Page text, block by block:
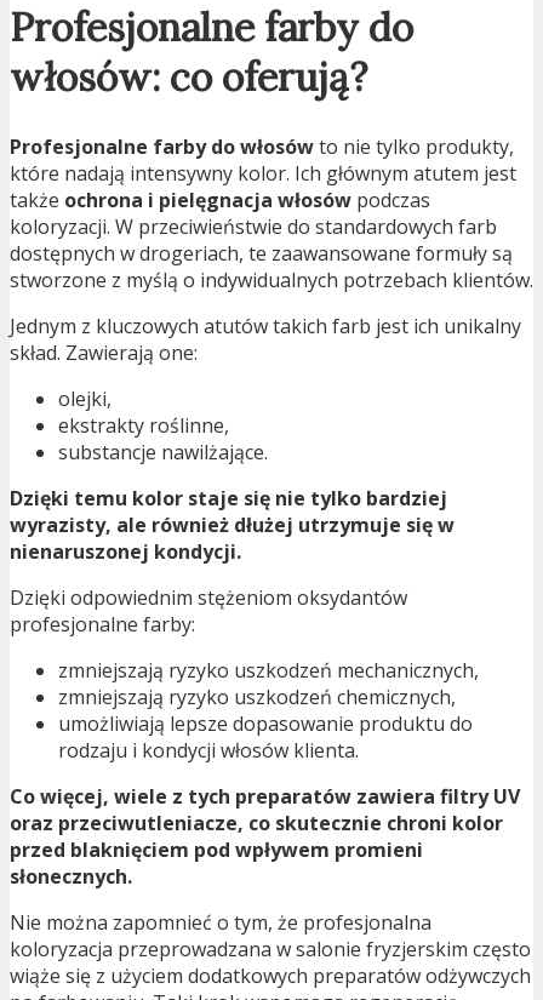
Profesjonalne farby do
włosów: co oferują?
Profesjonalne farby do włosówto nie tylko produkty,
które nadają intensywny kolor. Ich głównym atutem jest
także ochrona i pielęgnacja włosów podczas
koloryzacji. W przeciwieństwie do standardowych farb
dostępnych w drogeriach, te zaawansowane formuły są
stworzone z myślą o indywidualnych potrzebach klientów.
Jednym z kluczowych atutów takich farb jest ich unikalny
skład. Zawierają one:
olejki,
ekstrakty roślinne,
substancje nawilżające.
Dzięki temu kolor staje się nie tylko bardziej
wyrazisty, ale również dłużej utrzymuje się w
nienaruszonej kondycji.
Dzięki odpowiednim stężeniom oksydantów
profesjonalne farby:
zmniejszają ryzyko uszkodzeń mechanicznych,
zmniejszają ryzyko uszkodzeń chemicznych,
umożliwiają lepsze dopasowanie produktu do
rodzaju i kondycji włosów klienta.
Co więcej, wiele z tych preparatów zawiera filtry UV
oraz przeciwutleniacze, co skutecznie chroni kolor
przed blaknięciem pod wpływem promieni
słonecznych.
Nie można zapomnieć o tym, że profesjonalna
koloryzacja przeprowadzana w salonie fryzjerskim często
wiąże się z użyciem dodatkowych preparatów odżywczych